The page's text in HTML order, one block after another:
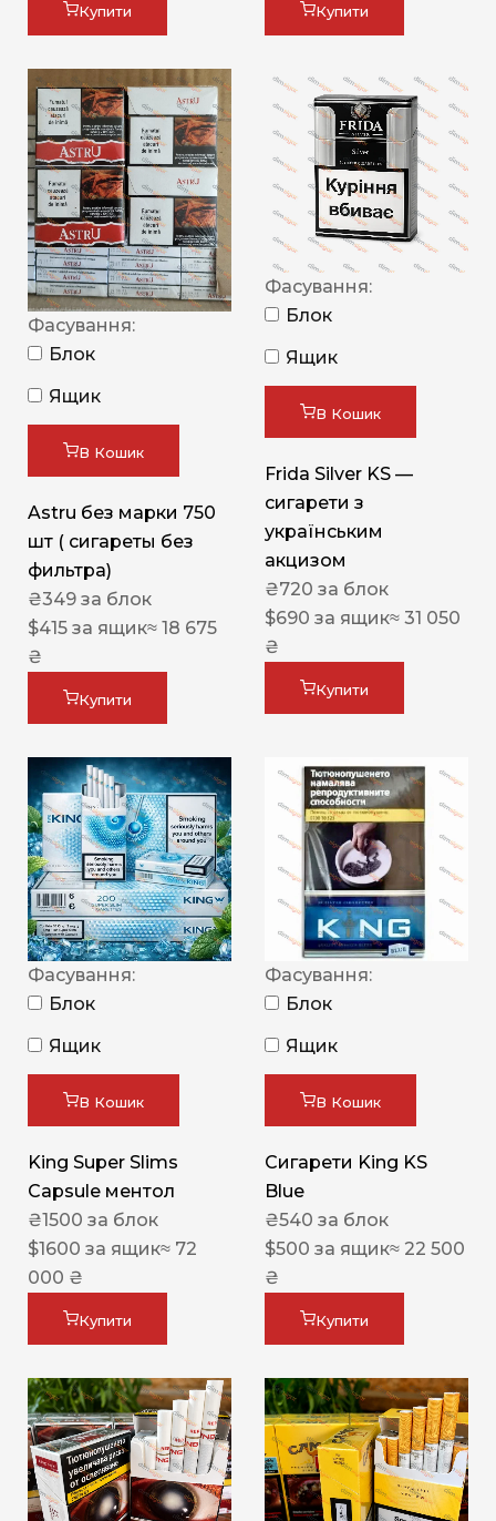
Купити Купити
Фасування:
Блок
Ящик
В Кошик
Astru без марки 750
шт ( сигареты без
фильтра)
₴349 за блок
$415 за ящик≈ 18 675
₴
Купити
Фасування:
Блок
Ящик
В Кошик
Frida Silver KS —
сигарети з
українським
акцизом
₴720 за блок
$690 за ящик≈ 31 050
₴
Купити
Фасування:
Блок
Ящик
В Кошик
King Super Slims
Capsule ментол
₴1500 за блок
$1600 за ящик≈ 72
000 ₴
Купити
Фасування:
Блок
Ящик
В Кошик
Сигарети King KS
Blue
₴540 за блок
$500 за ящик≈ 22 500
₴
Купити